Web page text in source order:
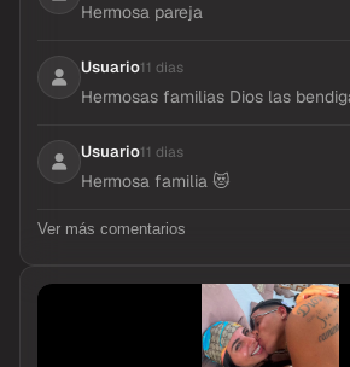
Hermosa pareja
Usuario11 dias
Hermosas familias Dios las
Usuario11 dias
Hermosa familia 😻
Ver más comentarios